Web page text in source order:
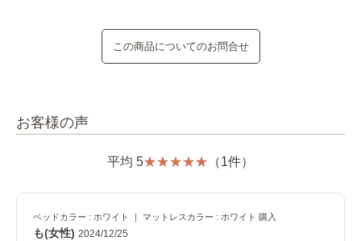
この商品についてのお問合せ
お客様の声
平均 5 （1件）
ベッドカラー : ホワイト ｜ マットレスカラー : ホワイト 購入
も(女性) 2024/12/25